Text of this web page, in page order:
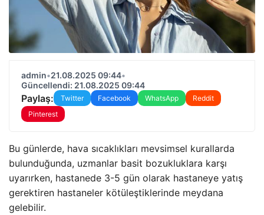
admin•21.08.2025 09:44•
Güncellendi: 21.08.2025 09:44
Paylaş: Twitter Facebook WhatsApp
Reddit
Pinterest
Bu günlerde, hava sıcaklıkları mevsimsel kurallarda
bulunduğunda, uzmanlar basit bozukluklara karşı
uyarırken, hastanede 3-5 gün olarak hastaneye yatış
gerektiren hastaneler kötüleştiklerinde meydana
gelebilir.